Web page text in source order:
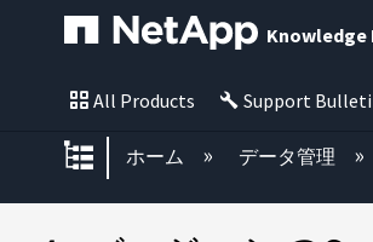
Knowledge
All Products Support
グローバル階層を
ホーム データ管理